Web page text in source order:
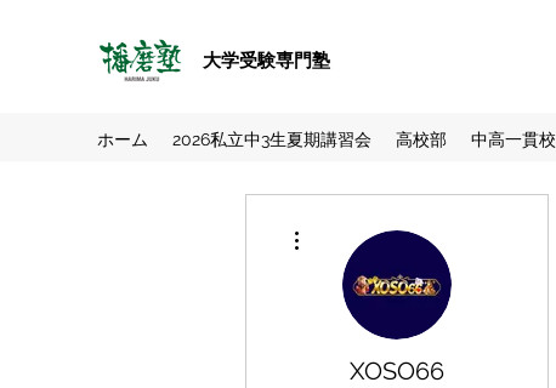
大学受験専門塾
ホーム 2026私立中3生夏期講習会 高校部 中高一貫校
XOSO66